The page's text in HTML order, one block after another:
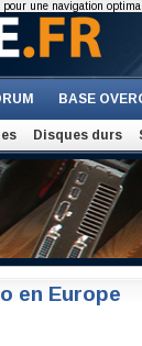
BASE
Disques durs
en Europe
pour une navigation